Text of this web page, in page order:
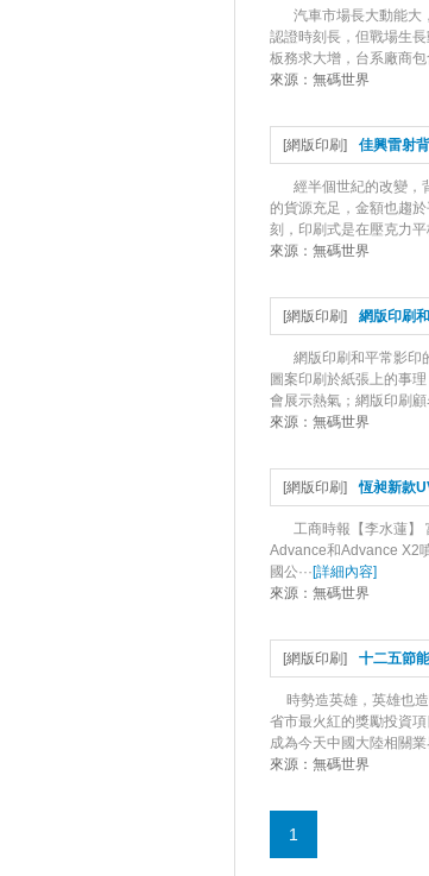
汽車市場長大動能大
認證時刻長，但戰場生
板務求大增，台系廠商包
來源： 無碼世界
[網版印刷] 佳興雷射
經半個世紀的改變，
的貨源充足，金額也趨
刻，印刷式是在壓克力平
來源： 無碼世界
[網版印刷] 網版印刷
網版印刷和平常影印
圖案印刷於紙張上的事
會展示熱氣；網版印刷顧
來源： 無碼世界
[網版印刷] 恆昶新款
工商時報【李水蓮】
Advance和Advance X2
國公···[詳細內容]
來源： 無碼世界
[網版印刷] 十二五節
時勢造英雄，英雄也
省市最火紅的獎勵投資
成為今天中國大陸相關
來源： 無碼世界
1